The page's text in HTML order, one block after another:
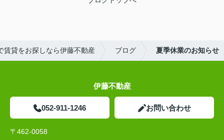
賃貸をお探しなら伊藤不動産 ブログ 夏季休業のお知らせ
伊藤不動産
052-911-1246 お問い合わせ
〒462-0058